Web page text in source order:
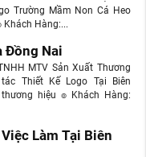
Trường Mầm Non Cá Heo
Khách Hàng:...
Đồng Nai
MTV Sản Xuất Thương
Thiết Kế Logo Tại Biên
hiệu ๏ Khách Hàng:
Làm Tại Biên